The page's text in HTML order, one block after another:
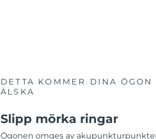
DETTA KOMMER DINA ÖGON
ÄLSKA
Slipp mörka ringar
Ögonen omges av